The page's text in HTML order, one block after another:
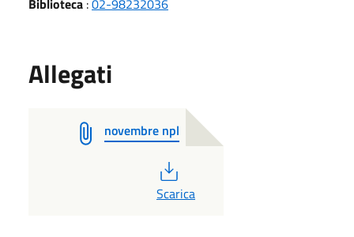
Allegati
novembre npl
PDF
Scarica